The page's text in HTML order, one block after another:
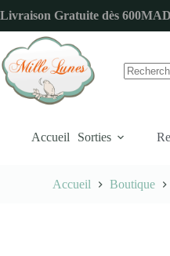
au
contenu
Livraison Gratuite dès
Accueil Sorties
Accueil Boutique